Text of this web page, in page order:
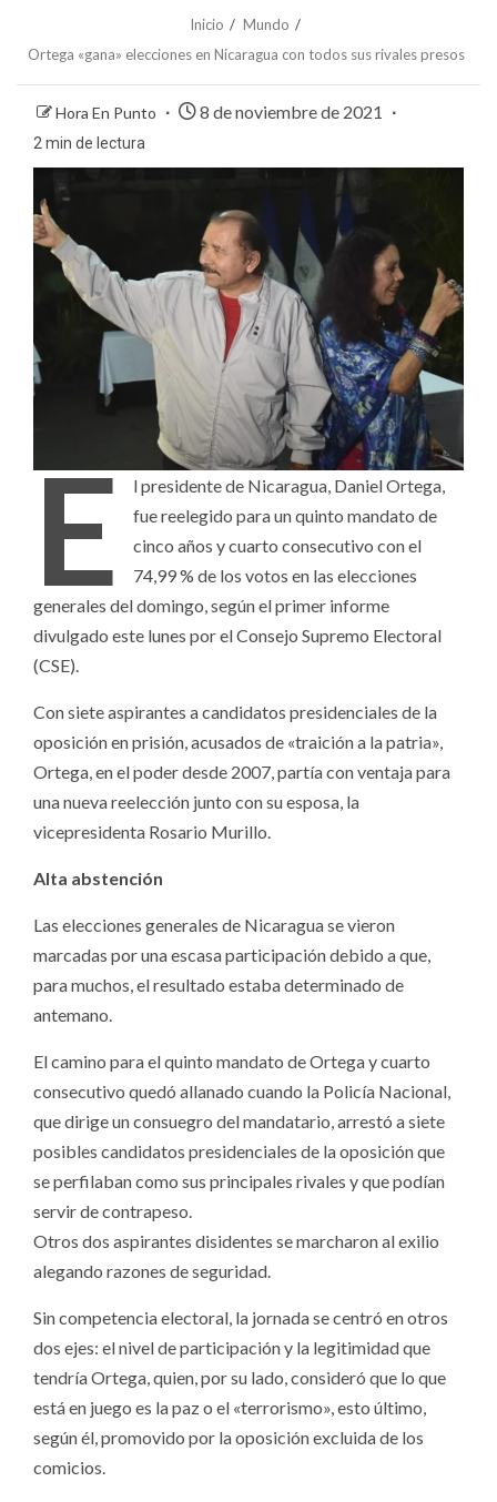
Inicio
Mundo
Ortega «gana» elecciones en Nicaragua con todos sus rivales presos
Hora En Punto 8 de noviembre de 2021
2 min de lectura
E
l presidente de Nicaragua, Daniel Ortega,
fue reelegido para un quinto mandato de
cinco años y cuarto consecutivo con el
74,99 % de los votos en las elecciones
generales del domingo, según el primer informe
divulgado este lunes por el Consejo Supremo Electoral
(CSE).
Con siete aspirantes a candidatos presidenciales de la
oposición en prisión, acusados de «traición a la patria»,
Ortega, en el poder desde 2007, partía con ventaja para
una nueva reelección junto con su esposa, la
vicepresidenta Rosario Murillo.
Alta abstención
Las elecciones generales de Nicaragua se vieron
marcadas por una escasa participación debido a que,
para muchos, el resultado estaba determinado de
antemano.
El camino para el quinto mandato de Ortega y cuarto
consecutivo quedó allanado cuando la Policía Nacional,
que dirige un consuegro del mandatario, arrestó a siete
posibles candidatos presidenciales de la oposición que
se perfilaban como sus principales rivales y que podían
servir de contrapeso.
Otros dos aspirantes disidentes se marcharon al exilio
alegando razones de seguridad.
Sin competencia electoral, la jornada se centró en otros
dos ejes: el nivel de participación y la legitimidad que
tendría Ortega, quien, por su lado, consideró que lo que
está en juego es la paz o el «terrorismo», esto último,
según él, promovido por la oposición excluida de los
comicios.